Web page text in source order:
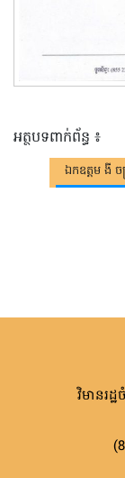
អត្ថបទពាក់ព័ន្ធ ៖
ឯកឧត្តម ងី ច
វិមានរដ្